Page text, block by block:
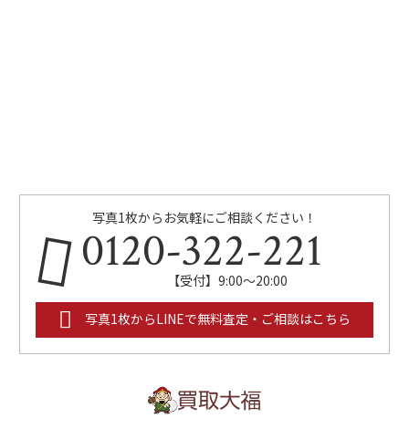
写真1枚からお気軽にご相談ください！
0120-322-221
【受付】9:00～20:00
写真1枚からLINEで無料査定・ご相談はこちら